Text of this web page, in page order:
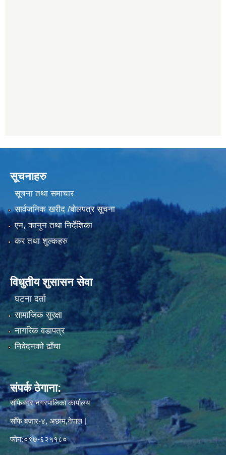
सूचनाहरु
सूचना तथा समाचार
सार्वजनिक खरीद /बोलपत्र सूचना
एन, कानुन तथा निर्देशिका
कर तथा शुल्कहरु
विधुतीय शुसासन सेवा
घटना दर्ता
सामाजिक सुरक्षा
नागरिक वडापत्र
निवेदनको ढाँचा
संपर्क ठेगाना:
साँफेबगर नगरपालिका कार्यालय
साँफे बजार-४, अछाम,नेपाल |
फोन:०९७-६२५१८०